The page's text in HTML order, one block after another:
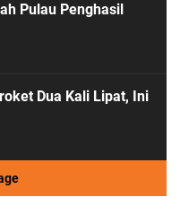
Pulau Penghasil
Dua Kali Lipat, Ini